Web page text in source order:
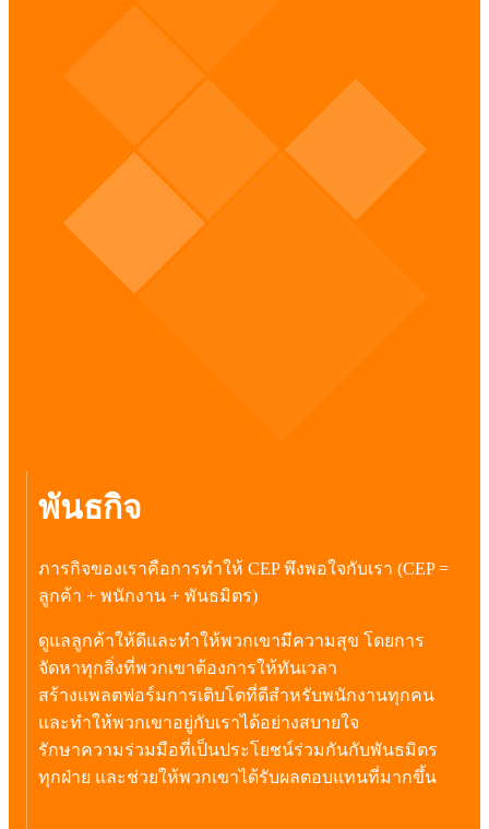
พันธกิจ
ภารกิจของเราคือการทำให้ CEP พึงพอใจกับเรา (CEP =
ลูกค้า + พนักงาน + พันธมิตร)
ดูแลลูกค้าให้ดีและทำให้พวกเขามีความสุข โดยการ
จัดหาทุกสิ่งที่พวกเขาต้องการให้ทันเวลา
สร้างแพลตฟอร์มการเติบโตที่ดีสำหรับพนักงานทุกคน
และทำให้พวกเขาอยู่กับเราได้อย่างสบายใจ
รักษาความร่วมมือที่เป็นประโยชน์ร่วมกันกับพันธมิตร
ทุกฝ่าย และช่วยให้พวกเขาได้รับผลตอบแทนที่มากขึ้น